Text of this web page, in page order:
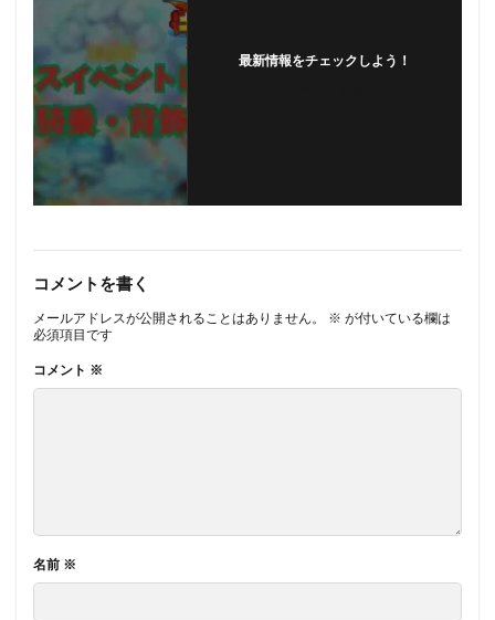
最新情報をチェックしよう！
コメントを書く
メールアドレスが公開されることはありません。 ※ が付いている欄は
必須項目です
コメント ※
名前 ※